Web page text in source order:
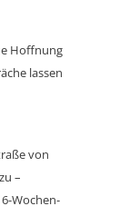
Hoffnung
lassen
von
–
Wochen-